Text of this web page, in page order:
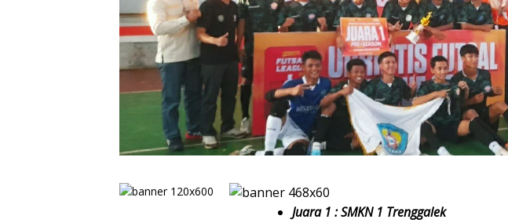
Juara 1 : SMKN 1 Trenggalek